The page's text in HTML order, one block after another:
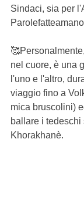
Sindaci, sia per
nel cuore, è una
l'uno e l'altro,
viaggio fino a
mica bruscolini)
ballare i tedeschi
Khorakhanè.